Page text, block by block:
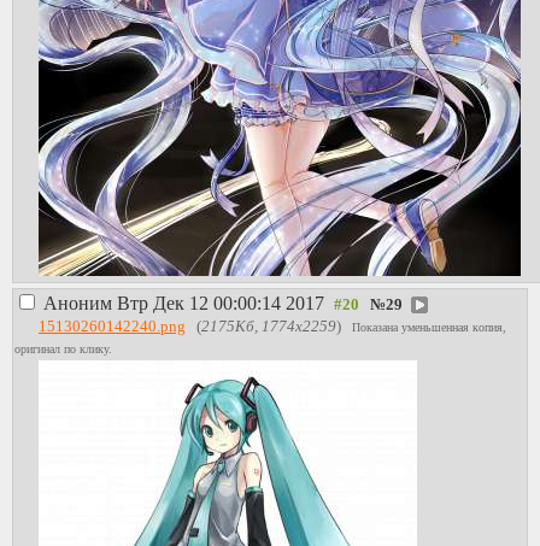
Аноним Втр Дек 12 00:00:14 2017 №29
15130260142240.png (2175Кб, 1774x2259)
Показана уменьшенная копия,
оригинал по клику.